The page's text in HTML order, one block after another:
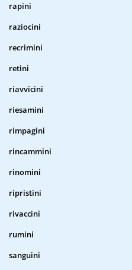
rapini
raziocini
recrimini
retini
riavvicini
riesamini
rimpagini
rincammini
rinomini
ripristini
rivaccini
rumini
sanguini